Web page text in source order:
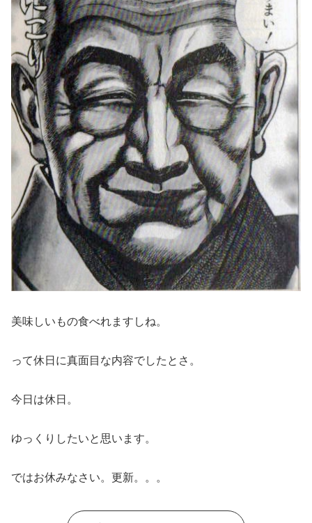
美味しいもの食べれますしね。
って休日に真面目な内容でしたとさ。
今日は休日。
ゆっくりしたいと思います。
ではお休みなさい。更新。。。